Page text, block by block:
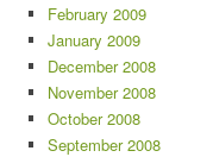
February 2009
January 2009
December 2008
November 2008
October 2008
September 2008